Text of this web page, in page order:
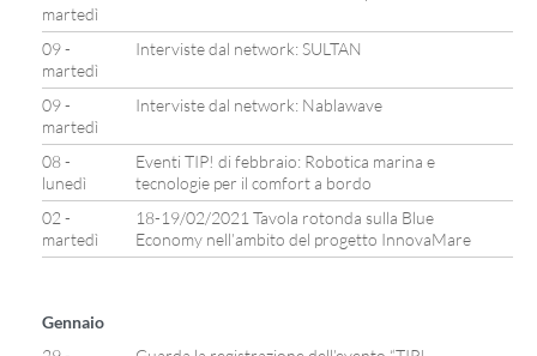
martedì
09 -
martedì
Interviste dal network: SULTAN
09 -
martedì
Interviste dal network: Nablawave
08 -
lunedì
Eventi TIP! di febbraio: Robotica marina e
tecnologie per il comfort a bordo
02 -
martedì
18-19/02/2021 Tavola rotonda sulla Blue
Economy nell’ambito del progetto InnovaMare
Gennaio